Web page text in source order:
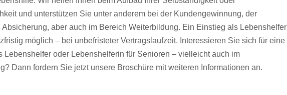
und unterstützen Sie unter anderem bei der Kundengewinnung, der
aber auch im Bereich Weiterbildung. Ein Einstieg als Lebenshelfer
möglich – bei unbefristeter Vertragslaufzeit. Interessieren Sie sich für eine
Lebenshelfer oder Lebenshelferin für Senioren – vielleicht auch im
Dann fordern Sie jetzt unsere Broschüre mit weiteren Informationen an.